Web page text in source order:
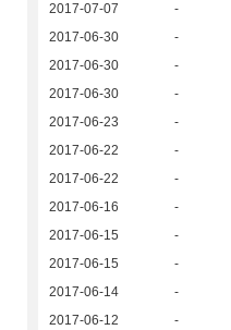
2017-07-07
-
2017-06-30
-
2017-06-30
-
2017-06-30
-
2017-06-23
-
2017-06-22
-
2017-06-22
-
2017-06-16
-
2017-06-15
-
2017-06-15
-
2017-06-14
-
2017-06-12
-